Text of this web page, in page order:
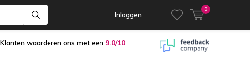
Inloggen
0
Klanten waarderen ons met een 9.0/10